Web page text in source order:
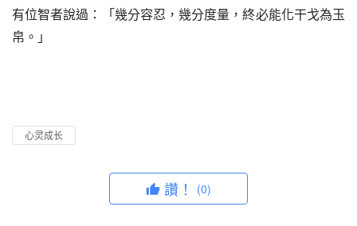
有位智者說過：「幾分容忍，幾分度量，終必能化干戈為玉
帛。」
心灵成长
讚！ (0)